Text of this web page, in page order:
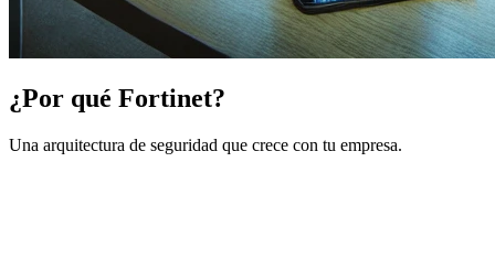
¿Por qué Fortinet?
Una arquitectura de seguridad que crece con tu empresa.